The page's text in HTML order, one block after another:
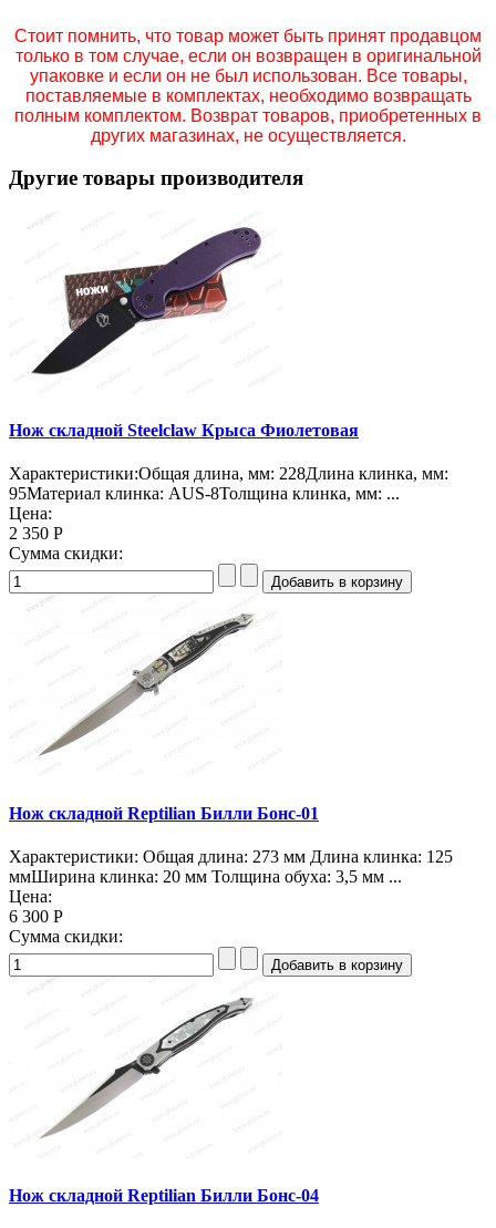
Стоит помнить, что товар может быть принят продавцом
только в том случае, если он возвращен в оригинальной
упаковке и если он не был использован. Все товары,
поставляемые в комплектах, необходимо возвращать
полным комплектом. Возврат товаров, приобретенных в
других магазинах, не осуществляется.
Другие товары производителя
Нож складной Steelclaw Крыса Фиолетовая
Характеристики:Общая длина, мм: 228Длина клинка, мм:
95Материал клинка: AUS-8Толщина клинка, мм: ...
Цена:
2 350 Р
Сумма скидки:
Нож складной Reptilian Билли Бонс-01
Характеристики: Общая длина: 273 мм Длина клинка: 125
ммШирина клинка: 20 мм Толщина обуха: 3,5 мм ...
Цена:
6 300 Р
Сумма скидки:
Нож складной Reptilian Билли Бонс-04